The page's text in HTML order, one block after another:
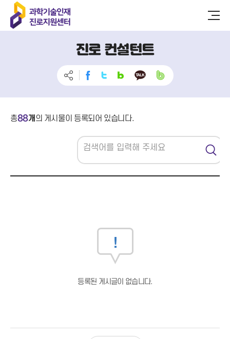
진로 컨설턴트
총88개 의 게시물이 등록되어 있습니다.
등록된 게시글이 없습니다.